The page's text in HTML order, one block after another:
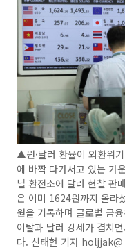
▲원·달러 환율이 외환위
에 바짝 다가서고 있는 가
널 환전소에 달러 현찰 판
은 이미 1624원까지 올라
원을 기록하며 글로벌 금
이탈과 달러 강세가 겹치
다. 신태현 기자 holjjak@